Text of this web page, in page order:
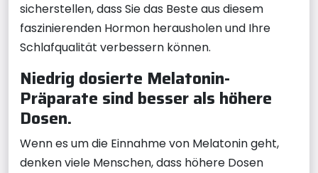
sicherstellen, dass Sie das Beste aus diesem
faszinierenden Hormon herausholen und Ihre
Schlafqualität verbessern können.
Niedrig dosierte Melatonin-
Präparate sind besser als höhere
Dosen.
Wenn es um die Einnahme von Melatonin geht,
denken viele Menschen, dass höhere Dosen